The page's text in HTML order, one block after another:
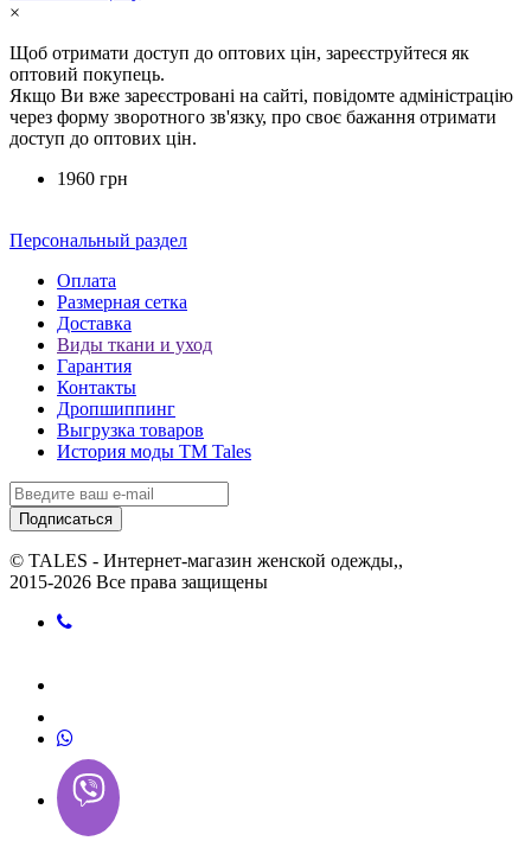
×
Щоб отримати доступ до оптових цін, зареєструйтеся як
оптовий покупець.
Якщо Ви вже зареєстровані на сайті, повідомте адміністрацію
через форму зворотного зв'язку, про своє бажання отримати
доступ до оптових цін.
1960 грн
Персональный раздел
Оплата
Размерная сетка
Доставка
Виды ткани и уход
Гарантия
Контакты
Дропшиппинг
Выгрузка товаров
История моды ТМ Tales
Подписаться
© TALES - Интернет-магазин женской одежды,,
2015-2026 Все права защищены